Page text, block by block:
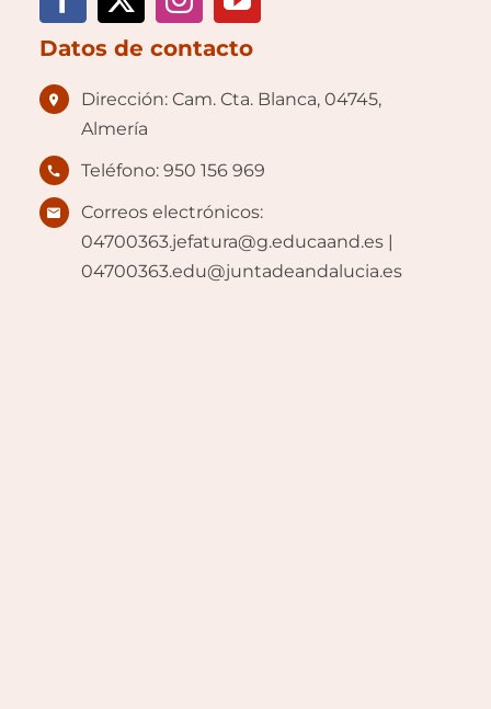
Datos de contacto
Dirección: Cam. Cta. Blanca, 04745,
Almería
Teléfono: 950 156 969
Correos electrónicos:
04700363.jefatura@g.educaand.es |
04700363.edu@juntadeandalucia.es